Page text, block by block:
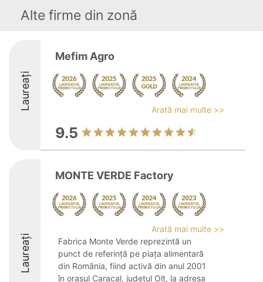
Alte firme din zonă
Laureați
Mefim Agro
Arată mai multe >>
9.5
Laureați
MONTE VERDE Factory
Arată mai multe >>
Fabrica Monte Verde reprezintă un
punct de referință pe piața alimentară
din România, fiind activă din anul 2001
în orașul Caracal, județul Olt, la adresa